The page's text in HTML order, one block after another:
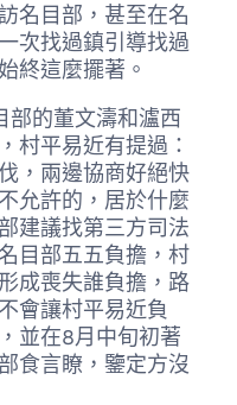
目部，甚至在名
次找過鎮引導找過
終這麼擺著。
的董文濤和瀘西
村平易近有提過：
，兩邊協商好絕快
允許的，居於什麼
建議找第三方司法
目部五五負擔，村
成喪失誰負擔，路
會讓村平易近負
並在8月中旬初著
食言瞭，鑒定方沒